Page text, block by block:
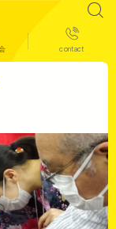
contact